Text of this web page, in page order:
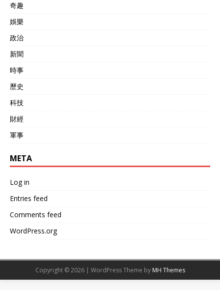
奇趣
娛樂
政治
新聞
時事
歷史
科技
財經
軍事
META
Log in
Entries feed
Comments feed
WordPress.org
Copyright © 2026 | WordPress Theme by MH Themes